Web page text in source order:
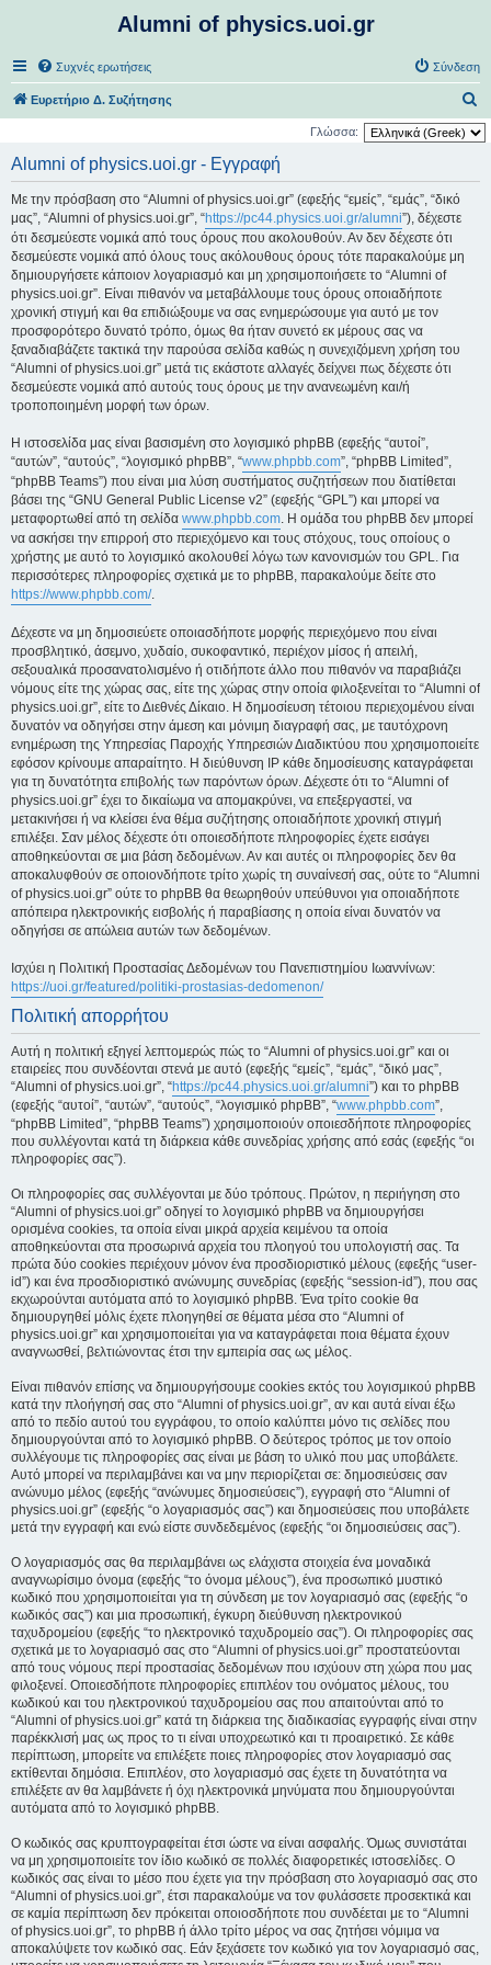
Alumni of physics.uoi.gr
Συχνές ερωτήσεις Σύνδεση
Ευρετήριο Δ. Συζήτησης
ν
Γλώσσα:
Alumni of physics.uoi.gr - Εγγραφή
Με την πρόσβαση στο “Alumni of physics.uoi.gr” (εφεξής “εμείς”, “εμάς”, “δικό
μας”, “Alumni of physics.uoi.gr”, “https://pc44.physics.uoi.gr/alumni”), δέχεστε
ότι δεσμεύεστε νομικά από τους όρους που ακολουθούν. Αν δεν δέχεστε ότι
δεσμεύεστε νομικά από όλους τους ακόλουθους όρους τότε παρακαλούμε μη
δημιουργήσετε κάποιον λογαριασμό και μη χρησιμοποιήσετε το “Alumni of
physics.uoi.gr”. Είναι πιθανόν να μεταβάλλουμε τους όρους οποιαδήποτε
χρονική στιγμή και θα επιδιώξουμε να σας ενημερώσουμε για αυτό με τον
προσφορότερο δυνατό τρόπο, όμως θα ήταν συνετό εκ μέρους σας να
ξαναδιαβάζετε τακτικά την παρούσα σελίδα καθώς η συνεχιζόμενη χρήση του
“Alumni of physics.uoi.gr” μετά τις εκάστοτε αλλαγές δείχνει πως δέχεστε ότι
δεσμεύεστε νομικά από αυτούς τους όρους με την ανανεωμένη και/ή
τροποποιημένη μορφή των όρων.
Η ιστοσελίδα μας είναι βασισμένη στο λογισμικό phpBB (εφεξής “αυτοί”,
“αυτών”, “αυτούς”, “λογισμικό phpBB”, “www.phpbb.com”, “phpBB Limited”,
“phpBB Teams”) που είναι μια λύση συστήματος συζητήσεων που διατίθεται
βάσει της “GNU General Public License v2” (εφεξής “GPL”) και μπορεί να
μεταφορτωθεί από τη σελίδα www.phpbb.com. Η ομάδα του phpBB δεν μπορεί
να ασκήσει την επιρροή στο περιεχόμενο και τους στόχους, τους οποίους ο
χρήστης με αυτό το λογισμικό ακολουθεί λόγω των κανονισμών του GPL. Για
περισσότερες πληροφορίες σχετικά με το phpBB, παρακαλούμε δείτε στο
https://www.phpbb.com/.
Δέχεστε να μη δημοσιεύετε οποιασδήποτε μορφής περιεχόμενο που είναι
προσβλητικό, άσεμνο, χυδαίο, συκοφαντικό, περιέχον μίσος ή απειλή,
σεξουαλικά προσανατολισμένο ή οτιδήποτε άλλο που πιθανόν να παραβιάζει
νόμους είτε της χώρας σας, είτε της χώρας στην οποία φιλοξενείται το “Alumni of
physics.uoi.gr”, είτε το Διεθνές Δίκαιο. Η δημοσίευση τέτοιου περιεχομένου είναι
δυνατόν να οδηγήσει στην άμεση και μόνιμη διαγραφή σας, με ταυτόχρονη
ενημέρωση της Υπηρεσίας Παροχής Υπηρεσιών Διαδικτύου που χρησιμοποιείτε
εφόσον κρίνουμε απαραίτητο. Η διεύθυνση IP κάθε δημοσίευσης καταγράφεται
για τη δυνατότητα επιβολής των παρόντων όρων. Δέχεστε ότι το “Alumni of
physics.uoi.gr” έχει το δικαίωμα να απομακρύνει, να επεξεργαστεί, να
μετακινήσει ή να κλείσει ένα θέμα συζήτησης οποιαδήποτε χρονική στιγμή
επιλέξει. Σαν μέλος δέχεστε ότι οποιεσδήποτε πληροφορίες έχετε εισάγει
αποθηκεύονται σε μια βάση δεδομένων. Αν και αυτές οι πληροφορίες δεν θα
αποκαλυφθούν σε οποιονδήποτε τρίτο χωρίς τη συναίνεσή σας, ούτε το “Alumni
of physics.uoi.gr” ούτε το phpBB θα θεωρηθούν υπεύθυνοι για οποιαδήποτε
απόπειρα ηλεκτρονικής εισβολής ή παραβίασης η οποία είναι δυνατόν να
οδηγήσει σε απώλεια αυτών των δεδομένων.
Ισχύει η Πολιτική Προστασίας Δεδομένων του Πανεπιστημίου Ιωαννίνων:
https://uoi.gr/featured/politiki-prostasias-dedomenon/
Πολιτική απορρήτου
Αυτή η πολιτική εξηγεί λεπτομερώς πώς το “Alumni of physics.uoi.gr” και οι
εταιρείες που συνδέονται στενά με αυτό (εφεξής “εμείς”, “εμάς”, “δικό μας”,
“Alumni of physics.uoi.gr”, “https://pc44.physics.uoi.gr/alumni”) και το phpBB
(εφεξής “αυτοί”, “αυτών”, “αυτούς”, “λογισμικό phpBB”, “www.phpbb.com”,
“phpBB Limited”, “phpBB Teams”) χρησιμοποιούν οποιεσδήποτε πληροφορίες
που συλλέγονται κατά τη διάρκεια κάθε συνεδρίας χρήσης από εσάς (εφεξής “οι
πληροφορίες σας”).
Οι πληροφορίες σας συλλέγονται με δύο τρόπους. Πρώτον, η περιήγηση στο
“Alumni of physics.uoi.gr” οδηγεί το λογισμικό phpBB να δημιουργήσει
ορισμένα cookies, τα οποία είναι μικρά αρχεία κειμένου τα οποία
αποθηκεύονται στα προσωρινά αρχεία του πλοηγού του υπολογιστή σας. Τα
πρώτα δύο cookies περιέχουν μόνον ένα προσδιοριστικό μέλους (εφεξής “user-
id”) και ένα προσδιοριστικό ανώνυμης συνεδρίας (εφεξής “session-id”), που σας
εκχωρούνται αυτόματα από το λογισμικό phpBB. Ένα τρίτο cookie θα
δημιουργηθεί μόλις έχετε πλοηγηθεί σε θέματα μέσα στο “Alumni of
physics.uoi.gr” και χρησιμοποιείται για να καταγράφεται ποια θέματα έχουν
αναγνωσθεί, βελτιώνοντας έτσι την εμπειρία σας ως μέλος.
Είναι πιθανόν επίσης να δημιουργήσουμε cookies εκτός του λογισμικού phpBB
κατά την πλοήγησή σας στο “Alumni of physics.uoi.gr”, αν και αυτά είναι έξω
από το πεδίο αυτού του εγγράφου, το οποίο καλύπτει μόνο τις σελίδες που
δημιουργούνται από το λογισμικό phpBB. Ο δεύτερος τρόπος με τον οποίο
συλλέγουμε τις πληροφορίες σας είναι με βάση το υλικό που μας υποβάλετε.
Αυτό μπορεί να περιλαμβάνει και να μην περιορίζεται σε: δημοσιεύσεις σαν
ανώνυμο μέλος (εφεξής “ανώνυμες δημοσιεύσεις”), εγγραφή στο “Alumni of
physics.uoi.gr” (εφεξής “ο λογαριασμός σας”) και δημοσιεύσεις που υποβάλετε
μετά την εγγραφή και ενώ είστε συνδεδεμένος (εφεξής “οι δημοσιεύσεις σας”).
Ο λογαριασμός σας θα περιλαμβάνει ως ελάχιστα στοιχεία ένα μοναδικά
αναγνωρίσιμο όνομα (εφεξής “το όνομα μέλους”), ένα προσωπικό μυστικό
κωδικό που χρησιμοποιείται για τη σύνδεση με τον λογαριασμό σας (εφεξής “ο
κωδικός σας”) και μια προσωπική, έγκυρη διεύθυνση ηλεκτρονικού
ταχυδρομείου (εφεξής “το ηλεκτρονικό ταχυδρομείο σας”). Οι πληροφορίες σας
σχετικά με το λογαριασμό σας στο “Alumni of physics.uoi.gr” προστατεύονται
από τους νόμους περί προστασίας δεδομένων που ισχύουν στη χώρα που μας
φιλοξενεί. Οποιεσδήποτε πληροφορίες επιπλέον του ονόματος μέλους, του
κωδικού και του ηλεκτρονικού ταχυδρομείου σας που απαιτούνται από το
“Alumni of physics.uoi.gr” κατά τη διάρκεια της διαδικασίας εγγραφής είναι στην
παρέκκλισή μας ως προς το τι είναι υποχρεωτικό και τι προαιρετικό. Σε κάθε
περίπτωση, μπορείτε να επιλέξετε ποιες πληροφορίες στον λογαριασμό σας
εκτίθενται δημόσια. Επιπλέον, στο λογαριασμό σας έχετε τη δυνατότητα να
επιλέξετε αν θα λαμβάνετε ή όχι ηλεκτρονικά μηνύματα που δημιουργούνται
αυτόματα από το λογισμικό phpBB.
Ο κωδικός σας κρυπτογραφείται έτσι ώστε να είναι ασφαλής. Όμως συνιστάται
να μη χρησιμοποιείτε τον ίδιο κωδικό σε πολλές διαφορετικές ιστοσελίδες. Ο
κωδικός σας είναι το μέσο που έχετε για την πρόσβαση στο λογαριασμό σας στο
“Alumni of physics.uoi.gr”, έτσι παρακαλούμε να τον φυλάσσετε προσεκτικά και
σε καμία περίπτωση δεν πρόκειται οποιοσδήποτε που συνδέεται με το “Alumni
of physics.uoi.gr”, το phpBB ή άλλο τρίτο μέρος να σας ζητήσει νόμιμα να
αποκαλύψετε τον κωδικό σας. Εάν ξεχάσετε τον κωδικό για τον λογαριασμό σας,